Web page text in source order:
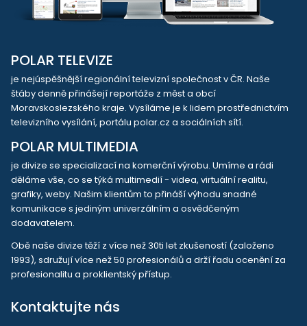
POLAR TELEVIZE
je nejúspěšnější regionální televizní společnost v ČR. Naše
štáby denně přinášejí reportáže z měst a obcí
Moravskoslezského kraje. Vysíláme je k lidem prostřednictvím
televizního vysílání, portálu polar.cz a sociálních sítí.
POLAR MULTIMEDIA
je divize se specializací na komerční výrobu. Umíme a rádi
děláme vše, co se týká multimedií - videa, virtuální realitu,
grafiky, weby. Našim klientům to přináší výhodu snadné
komunikace s jediným univerzálním a osvědčeným
dodavatelem.
Obě naše divize těží z více než 30ti let zkušeností (založeno
1993), sdružují více než 50 profesionálů a drží řadu ocenění za
profesionalitu a proklientský přístup.
Kontaktujte nás